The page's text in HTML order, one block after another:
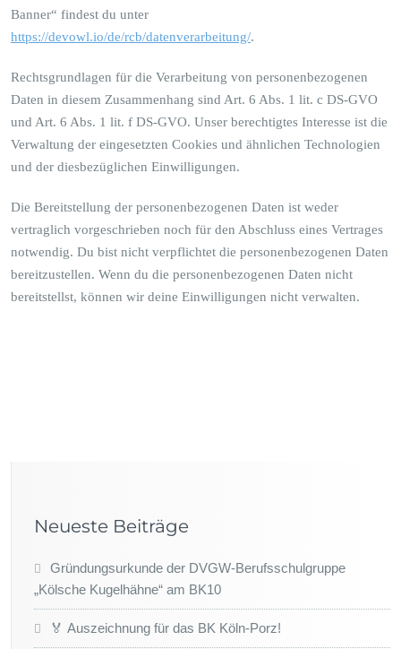
Banner“ findest du unter
https://devowl.io/de/rcb/datenverarbeitung/.
Rechtsgrundlagen für die Verarbeitung von personenbezogenen
Daten in diesem Zusammenhang sind Art. 6 Abs. 1 lit. c DS-GVO
und Art. 6 Abs. 1 lit. f DS-GVO. Unser berechtigtes Interesse ist die
Verwaltung der eingesetzten Cookies und ähnlichen Technologien
und der diesbezüglichen Einwilligungen.
Die Bereitstellung der personenbezogenen Daten ist weder
vertraglich vorgeschrieben noch für den Abschluss eines Vertrages
notwendig. Du bist nicht verpflichtet die personenbezogenen Daten
bereitzustellen. Wenn du die personenbezogenen Daten nicht
bereitstellst, können wir deine Einwilligungen nicht verwalten.
Neueste Beiträge
Gründungsurkunde der DVGW-Berufsschulgruppe
„Kölsche Kugelhähne“ am BK10
🏅 Auszeichnung für das BK Köln-Porz!